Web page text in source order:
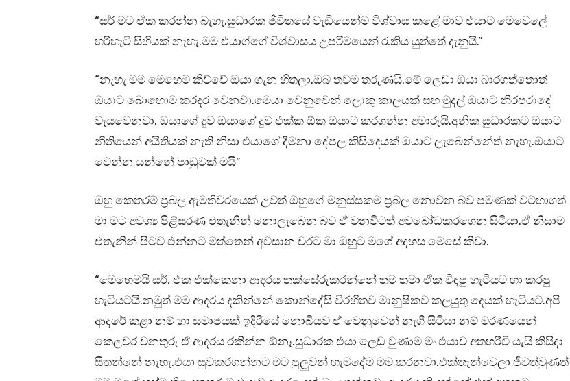
“සර් මට ඒක කරන්න බැහැ.සුධාරක ජීවිතයේ වැඩියෙන්ම විශ්වාස කළේ මාව එයාට මෙවෙලේ
හරිහැටි සිහියක් නැහැ.මම එයාග්ගේ විශ්වාසය උපරිමයෙන් රැකිය යුත්තේ දැනුයි.”
“නැහැ මම මෙහෙම කිව්වේ ඔයා ගැන හිතලා.ඔබ තවම තරුණයි.මේ ලෙඩා ඔයා බාරගත්තොත්
ඔයාට බොහොම කරදර වෙනවා.මෙයා වෙනුවෙන් ලොකු කාලයක් සහ මුදල් ඔයාට නිරපරාදේ
වැයවෙනවා. ඔයාගේ දුව ඔයාගේ දුව එක්ක ඕක ඔයාට කරගන්න අමාරුයි.අනික සුධාරකට ඔයාට
නීතියෙන් අයිතියක් නැති නිසා එයාගේ දීමනා දේපල කිසිදෙයක් ඔයාට ලැබෙන්නේත් නැහැ.ඔයාට
වෙන්න යන්නේ පාඩුවක් මයි”
ඔහු කෙතරම් ප්‍රබල ඇමතිවරයෙක් උවත් ඔහුගේ මනුස්සකම ප්‍රබල නොවන බව පමණක් වටහාගත්
මා මට අවශ්‍ය පිළිසරණ එතැනින් නොලැබෙන බව ඒ වනවිටත් අවබෝධකරගෙන සිටියා.ඒ නිසාම
එතැනින් පිටව එන්නට මත්තෙන් අවසාන වරට මා ඔහුට මගේ අදහස මෙසේ කීවා.
“මෙහෙමයි සර්, එක එක්කෙනා ආදරය තක්සේරුකරන්නේ තම තමා ඒක විඳපු හැටියට හා කරපු
හැටියටයි.නමුත් මම ආදරය දකින්නේ කොන්දේසි විරහිතව මානුෂිකව කලයුතු දෙයක් හැටියට.අපි
ආදරේ කළා නම් හා සමාජයක් ඉදිරියේ නොබියව ඒ වෙනුවෙන් නැගී සිටියා නම් මරණයෙන්
කෙලවර වනතුරු ඒ ආදරය රකින්න ඕනෑ.සුධාරක එයා ලෙඩ වුණාම මං එයාව අතහරීවි යැයි කිසිදා
සිතන්නේ නැහැ.එයා සුවකරගන්නට මට පුලුවන් හැමදේම මම කරනවා.එක්තැන්වෙලා ජීවත්වුණත්